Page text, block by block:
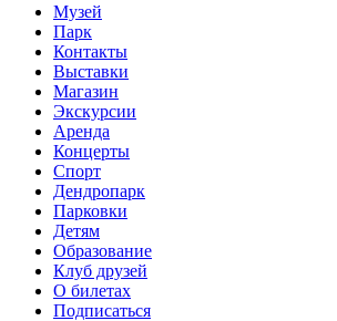
Музей
Парк
Контакты
Выставки
Магазин
Экскурсии
Аренда
Концерты
Спорт
Дендропарк
Парковки
Детям
Образование
Клуб друзей
О билетах
Подписаться